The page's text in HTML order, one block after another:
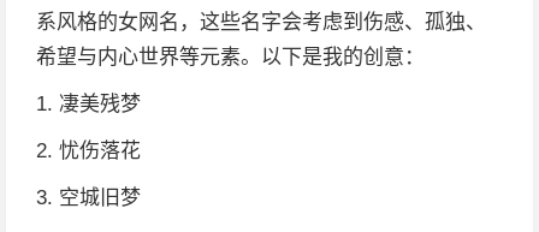
系风格的女网名，这些名字会考虑到伤感、孤独、
希望与内心世界等元素。以下是我的创意：
1. 凄美残梦
2. 忧伤落花
3. 空城旧梦